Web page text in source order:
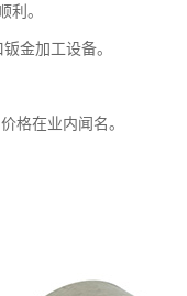
利。
金加工设备。
格在业内闻名。